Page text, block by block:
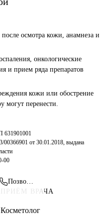
осмотра кожи, анамнеза и
онкологические
и прием ряда препаратов
кожи или обострение
могут перенести.
631901001
00366901 от 30.01.2018, выдана
00
Позвонить
ПРИЁМ ВРАЧА
Косметолог